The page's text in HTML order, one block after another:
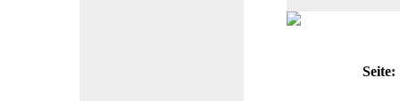
Seite: